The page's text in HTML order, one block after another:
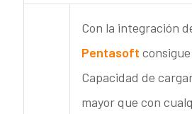
Con la integración
Pentasoft
Capacidad de
mayor que con